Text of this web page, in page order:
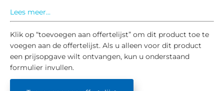
Lees meer...
Klik op “toevoegen aan offertelijst” om dit product toe te
voegen aan de offertelijst. Als u alleen voor dit product
een prijsopgave wilt ontvangen, kun u onderstaand
formulier invullen.